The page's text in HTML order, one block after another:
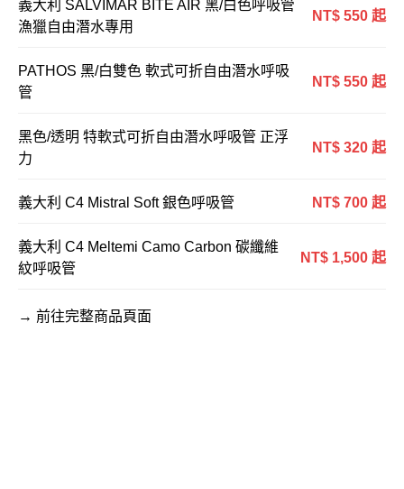
義大利 SALVIMAR BITE AIR 黑/白色呼吸管
漁獵自由潛水專用
NT$ 550 起
PATHOS 黑/白雙色 軟式可折自由潛水呼吸
管
NT$ 550 起
黑色/透明 特軟式可折自由潛水呼吸管 正浮
力
NT$ 320 起
義大利 C4 Mistral Soft 銀色呼吸管 NT$ 700 起
義大利 C4 Meltemi Camo Carbon 碳纖維
紋呼吸管
NT$ 1,500 起
→ 前往完整商品頁面